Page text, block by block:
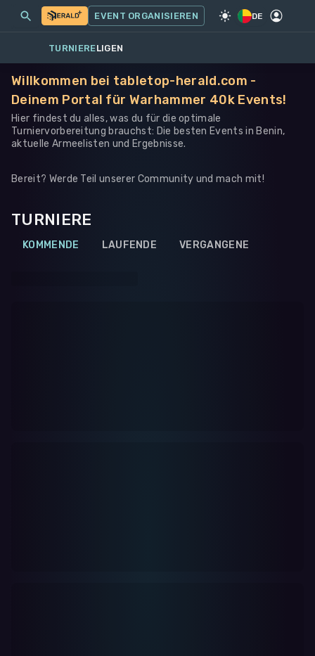
SPIEL·WARHAMMER 40K
MEINE EVENTS MEHR
EVENT ORGANISIEREN DE
TURNIERELIGEN
Willkommen bei tabletop-herald.com -
Deinem Portal für Warhammer 40k Events!
Hier findest du alles, was du für die optimale
Turniervorbereitung brauchst: Die besten Events in Benin,
aktuelle Armeelisten und Ergebnisse.
Bereit? Werde Teil unserer Community und mach mit!
TURNIERE
KOMMENDE LAUFENDE VERGANGENE